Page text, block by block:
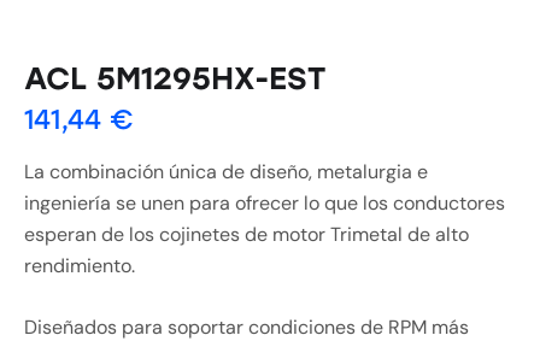
ACL 5M1295HX-EST
141,44 €
La combinación única de diseño, metalurgia e
ingeniería se unen para ofrecer lo que los conductores
esperan de los cojinetes de motor Trimetal de alto
rendimiento.
Diseñados para soportar condiciones de RPM más